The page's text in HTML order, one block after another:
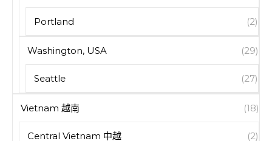
Portland (2)
Washington, USA (29)
Seattle (27)
Vietnam 越南 (18)
Central Vietnam 中越 (2)